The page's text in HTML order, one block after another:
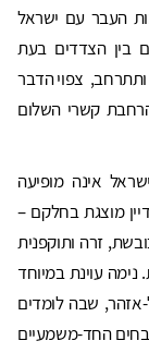
העבר עם ישראל
בין הצדדים בעת
צפוי הדבר
קשרי השלום
אינה מופיעה
מוצגת בחלקם –
זרה ותוקפנית
נימה עוינת במיוחד
שבה לומדים
השבחים החד-משמעיים